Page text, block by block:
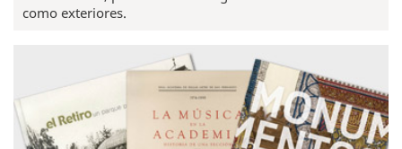
como exteriores.